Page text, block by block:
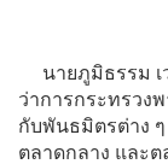
นายภูมิธรรม
ว่าการกระทรวง
กับพันธมิตรต่าง
ตลาดกลาง และต